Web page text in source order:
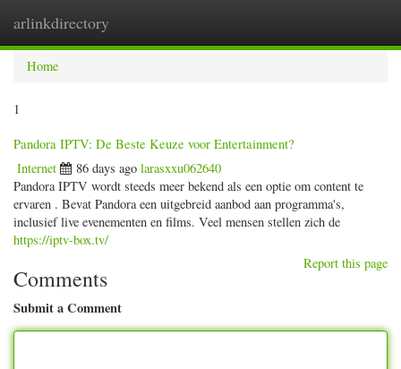
arlinkdirectory
Home
1
Pandora IPTV: De Beste Keuze voor Entertainment?
Internet 86 days ago larasxxu062640
Pandora IPTV wordt steeds meer bekend als een optie om content te
ervaren . Bevat Pandora een uitgebreid aanbod aan programma's,
inclusief live evenementen en films. Veel mensen stellen zich de
https://iptv-box.tv/
Report this page
Comments
Submit a Comment